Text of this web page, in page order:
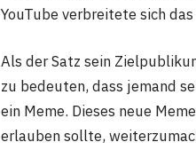
YouTube verbreitete sich
Als der Satz sein
zu bedeuten, dass jemand
ein Meme. Dieses neue
erlauben sollte,